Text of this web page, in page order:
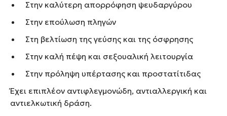
Στην καλύτερη απορρόφηση ψευδαργύρου
Στην επούλωση πληγών
Στη βελτίωση της γεύσης και της όσφρησης
Στην καλή πέψη και σεξουαλική λειτουργία
Στην πρόληψη υπέρτασης και προστατίτιδας
Έχει επιπλέον αντιφλεγμονώδη, αντιαλλεργική και
αντιελκωτική δράση.